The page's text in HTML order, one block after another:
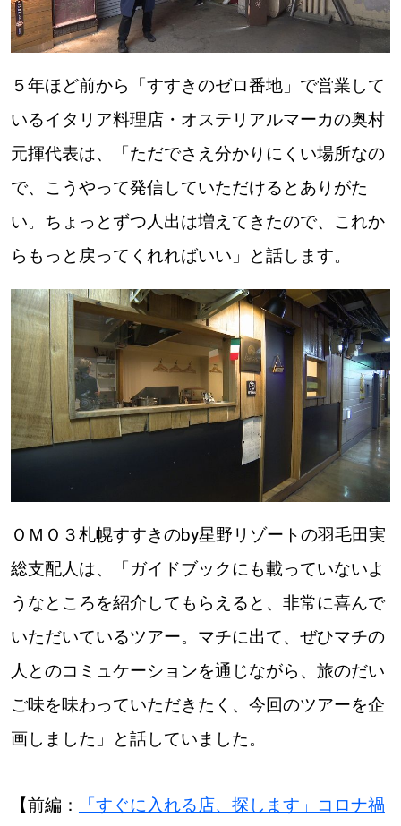
５年ほど前から「すすきのゼロ番地」で営業して
いるイタリア料理店・オステリアルマーカの奥村
元揮代表は、「ただでさえ分かりにくい場所なの
で、こうやって発信していただけるとありがた
い。ちょっとずつ人出は増えてきたので、これか
らもっと戻ってくれればいい」と話します。
ＯＭＯ３札幌すすきのby星野リゾートの羽毛田実
総支配人は、「ガイドブックにも載っていないよ
うなところを紹介してもらえると、非常に喜んで
いただいているツアー。マチに出て、ぜひマチの
人とのコミュケーションを通じながら、旅のだい
ご味を味わっていただきたく、今回のツアーを企
画しました」と話していました。
【前編：
「すぐに入れる店、探します」コロナ禍